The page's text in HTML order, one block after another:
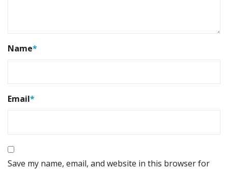
Name*
Email*
Save my name, email, and website in this browser for